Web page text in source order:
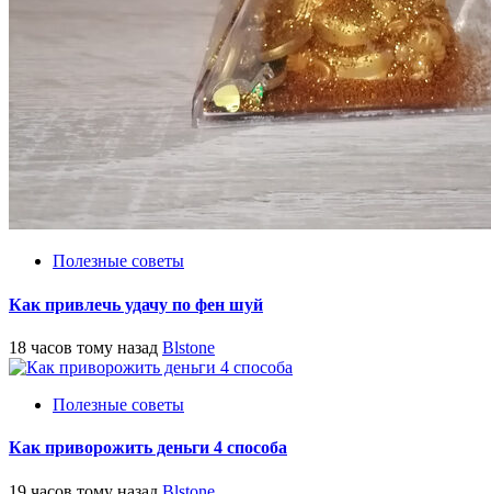
Полезные советы
Как привлечь удачу по фен шуй
18 часов тому назад Blstone
Полезные советы
Как приворожить деньги 4 способа